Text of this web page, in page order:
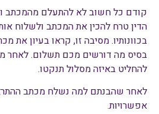
קודם כל חשוב לא להתעלם מהמכתב
הדין טרח להכין את המכתב ולשלוח
בכוונותיו. מסיבה זו, קראו בעיון את
בסיס מה דורשים מכם תשלום. לאחר
להחליט באיזה מסלול תנקטו.
לאחר שהבנתם למה נשלח מכתב
אפשרויות.